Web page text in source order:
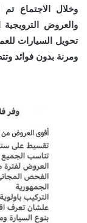
وخلال الاجتماع
والعروض
تحويل السيارات
ومرنة بدون فوائد